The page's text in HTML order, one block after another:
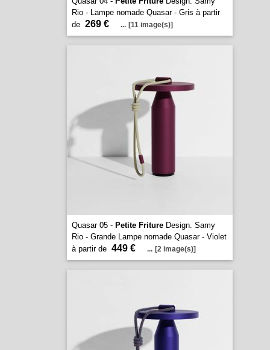
Rio - Lampe nomade Quasar - Gris à partir
de 269 € ... [11 image(s)]
Quasar 05 - Petite FritureDesign. Samy
Rio - Grande Lampe nomade Quasar - Violet
à partir de 449 € ... [2 image(s)]